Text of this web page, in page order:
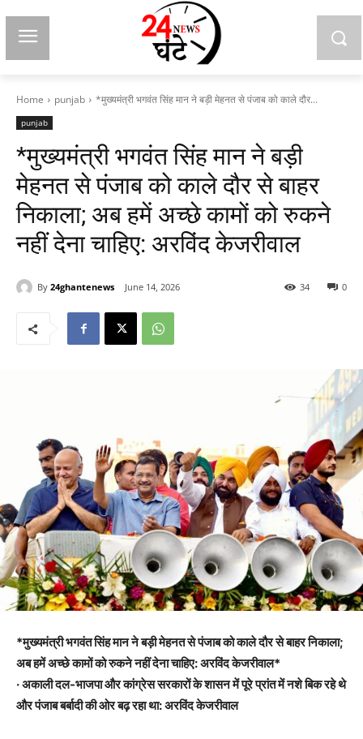
Home punjab *मुख्यमंत्री भगवंत सिंह मान ने बड़ी मेहनत से पंजाब को काले दौर...
punjab
*मुख्यमंत्री भगवंत सिंह मान ने बड़ी
मेहनत से पंजाब को काले दौर से बाहर
निकाला; अब हमें अच्छे कामों को रुकने
नहीं देना चाहिए: अरविंद केजरीवाल
By 24ghantenews June 14, 2026 0
34
*मुख्यमंत्री भगवंत सिंह मान ने बड़ी मेहनत से पंजाब को काले दौर से बाहर निकाला;
अब हमें अच्छे कामों को रुकने नहीं देना चाहिए: अरविंद केजरीवाल*
· अकाली दल-भाजपा और कांग्रेस सरकारों के शासन में पूरे प्रांत में नशे बिक रहे थे
और पंजाब बर्बादी की ओर बढ़ रहा था: अरविंद केजरीवाल